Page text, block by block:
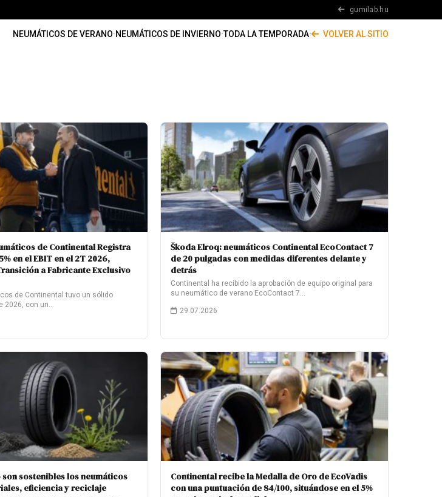
gumilab.hu
NEUMÁTICOS DE VERANO·NEUMÁTICOS DE INVIERNO·TODA LA TEMPORADA· VOLVER AL SITIO
de Continental Registra
en el EBIT en el 2T 2026,
a Fabricante Exclusivo
de Continental tuvo un sólido
2026, con un…
Škoda Elroq: neumáticos Continental EcoContact 7
de 20 pulgadas con medidas diferentes delante y
detrás
Continental ha recibido la aprobación de equipo original para
su neumático de verano EcoContact 7…
29.07.2026
son sostenibles los neumáticos
eficiencia y reciclaje
Continental recibe la Medalla de Oro de EcoVadis
con una puntuación de 84/100, situándose en el 5%